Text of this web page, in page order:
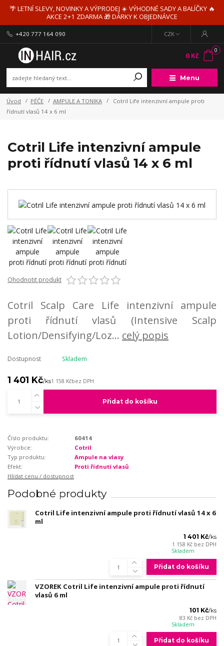
🌴 LETNÍ SLEVY, NOVINKY A VÝPRODEJ ☀️ VÝHODNÉ SADY A BALÍČKY 🔥
AKCE 2+1 ZDARMA 🎁 DÁRKY K OBJEDNÁVCE
Menu
CZK
+420 777 164 090
0
0 Kč
Úvod PÉČE AMPULE A TONIKA
Cotril Life intenzivní ampule proti
řídnutí vlasů 14 x 6 ml
Cotril Life intenzivní ampule
proti řídnutí vlasů 14 x 6 ml
Ohodnotit produkt
Cotril Scalp Care Life intenzivní ampule
proti řídnutí vlasů (Intensive Scalp
Lotion/Densifying/Loz... celý popis
Dostupnost Skladem
1 401 Kč/ks1 158 Kčbez DPH
Přidat do košíku
Číslo produktu:
60414
Výrobce:
Cotril
Typ produktu:
Ampule na vlasy
Efekt:
Proti řídnutí vlasů
Hlídat cenu / dostupnost
Podobné produkty
Cotril Life intenzivní ampule proti řídnutí vlasů 14 x 6
ml
1 401 Kč/ks
1 158 Kč bez DPH
Skladem
Přidat do košíku
VZOREK Cotril Life intenzivní ampule proti řídnutí
vlasů 6 ml
101 Kč/ks
83 Kč bez DPH
Skladem
Přidat do košíku